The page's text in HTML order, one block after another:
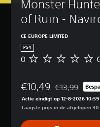
Monster
of Ruin -
CE EUROPE LIMITED
PS4
G
n
o
0
€10,49 Korting ten
€13,99
Actie eindigt op 12-8-2026 10:59
Laagste prijs in de afgelopen 30